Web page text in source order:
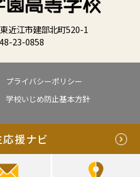
援ナビ
近江市建部北町520-1
23-0858
プライバシーポリシー
学校いじめ防止基本方針
SCHOOL. All Rights Reserved.